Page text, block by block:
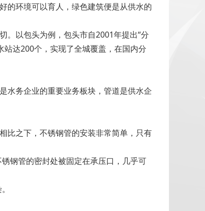
的环境可以育人，绿色建筑便是从供水的
。以包头为例，包头市自2001年提出“分
达200个，实现了全城覆盖，在国内分
务企业的重要业务板块，管道是供水企
之下，不锈钢管的安装非常简单，只有
钢管的密封处被固定在承压口，几乎可